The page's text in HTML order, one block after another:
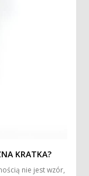
KRATKA?
nie jest wzór,